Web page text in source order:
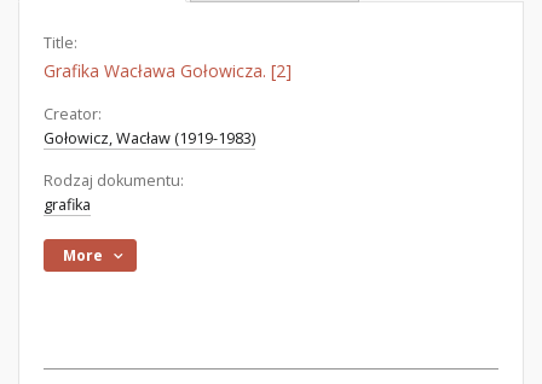
Title:
Grafika Wacława Gołowicza. [2]
Creator:
Gołowicz, Wacław (1919-1983)
Rodzaj dokumentu:
grafika
More